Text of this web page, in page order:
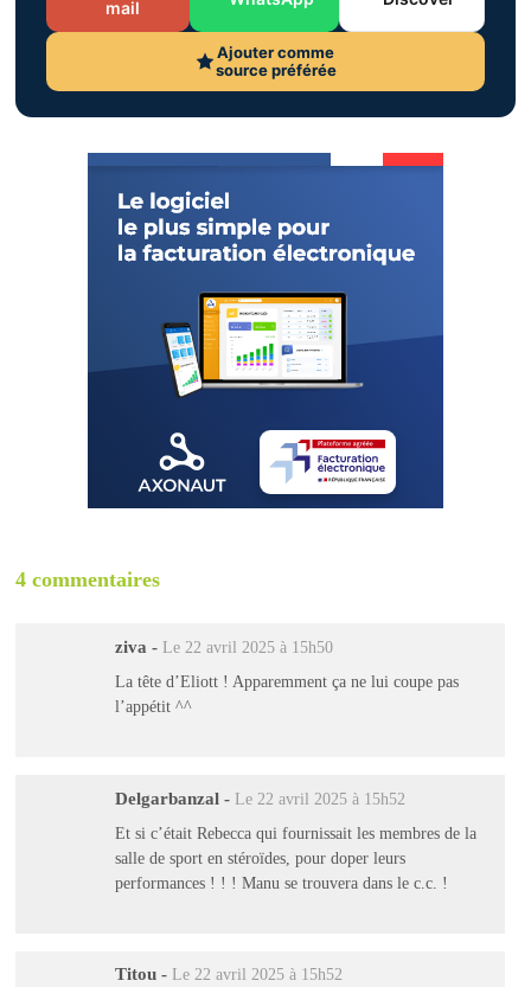
mail
Ajouter comme
source préférée
4 commentaires
ziva - Le 22 avril 2025 à 15h50
La tête d’Eliott ! Apparemment ça ne lui coupe pas
l’appétit ^^
Delgarbanzal - Le 22 avril 2025 à 15h52
Et si c’était Rebecca qui fournissait les membres de la
salle de sport en stéroïdes, pour doper leurs
performances ! ! ! Manu se trouvera dans le c.c. !
Titou - Le 22 avril 2025 à 15h52